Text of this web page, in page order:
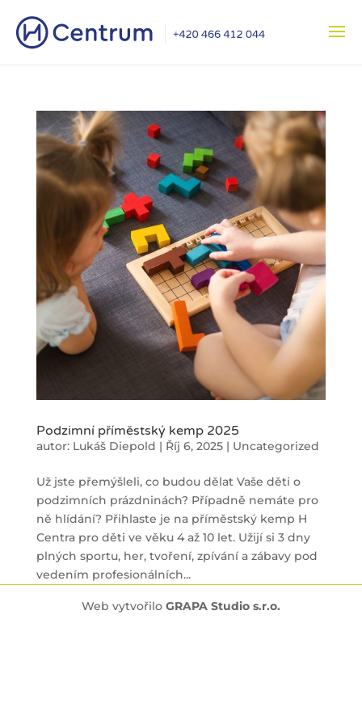
Podzimní příměstský kemp 2025
autor: Lukáš Diepold | Říj 6, 2025| Uncategorized
Už jste přemýšleli, co budou dělat Vaše děti o
podzimních prázdninách? Případně nemáte pro
ně hlídání? Přihlaste je na příměstský kemp H
Centra pro děti ve věku 4 až 10 let. Užijí si 3 dny
plných sportu, her, tvoření, zpívání a zábavy pod
vedením profesionálních...
Web vytvořilo GRAPA Studio s.r.o.